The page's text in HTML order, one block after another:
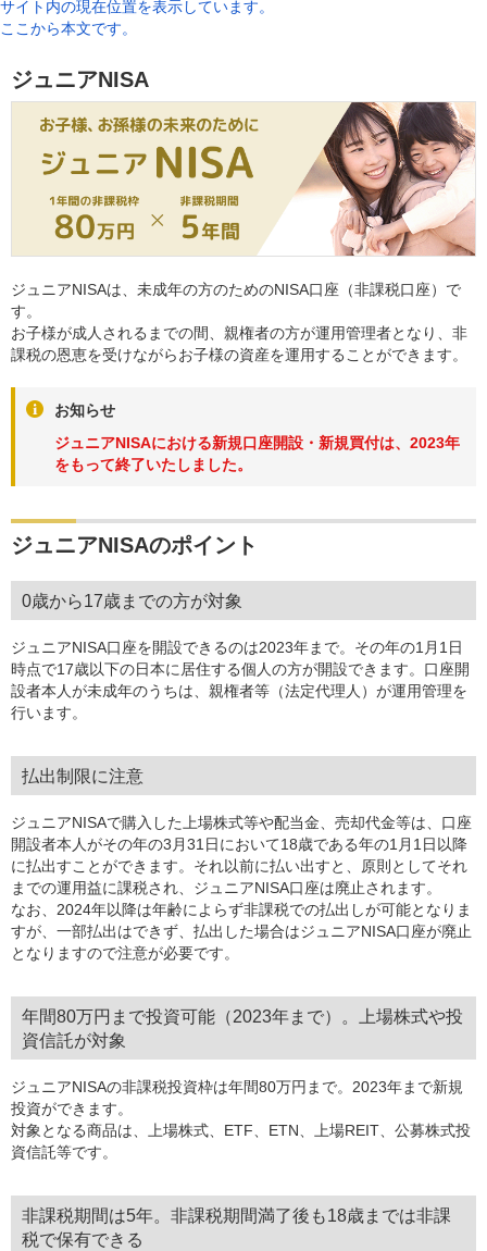
サイト内の現在位置を表示しています。
ここから本文です。
ジュニアNISA
ジュニアNISAは、未成年の方のためのNISA口座（非課税口座）で
す。
お子様が成人されるまでの間、親権者の方が運用管理者となり、非
課税の恩恵を受けながらお子様の資産を運用することができます。
お知らせ
ジュニアNISAにおける新規口座開設・新規買付は、2023年
をもって終了いたしました。
ジュニアNISAのポイント
0歳から17歳までの方が対象
ジュニアNISA口座を開設できるのは2023年まで。その年の1月1日
時点で17歳以下の日本に居住する個人の方が開設できます。口座開
設者本人が未成年のうちは、親権者等（法定代理人）が運用管理を
行います。
払出制限に注意
ジュニアNISAで購入した上場株式等や配当金、売却代金等は、口座
開設者本人がその年の3月31日において18歳である年の1月1日以降
に払出すことができます。それ以前に払い出すと、原則としてそれ
までの運用益に課税され、ジュニアNISA口座は廃止されます。
なお、2024年以降は年齢によらず非課税での払出しが可能となりま
すが、一部払出はできず、払出した場合はジュニアNISA口座が廃止
となりますので注意が必要です。
年間80万円まで投資可能（2023年まで）。上場株式や投
資信託が対象
ジュニアNISAの非課税投資枠は年間80万円まで。2023年まで新規
投資ができます。
対象となる商品は、上場株式、ETF、ETN、上場REIT、公募株式投
資信託等です。
非課税期間は5年。非課税期間満了後も18歳までは非課
税で保有できる